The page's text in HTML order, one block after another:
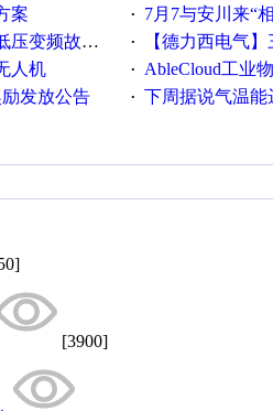
案 · 7月7与安川来“
是这样解决的！ · 【德力西电气】三
人机 · AbleCloud工业物联
发放公告 · 下周据说气温能
[3900]